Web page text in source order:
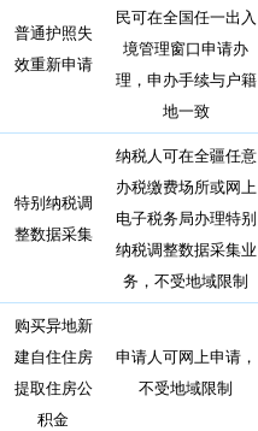
普通护照失
效重新申请
民可在全国任一出入
境管理窗口申请办
理，申办手续与户籍
地一致
特别纳税调
整数据采集
纳税人可在全疆任意
办税缴费场所或网上
电子税务局办理特别
纳税调整数据采集业
务，不受地域限制
购买异地新
建自住住房
提取住房公
积金
申请人可网上申请，
不受地域限制